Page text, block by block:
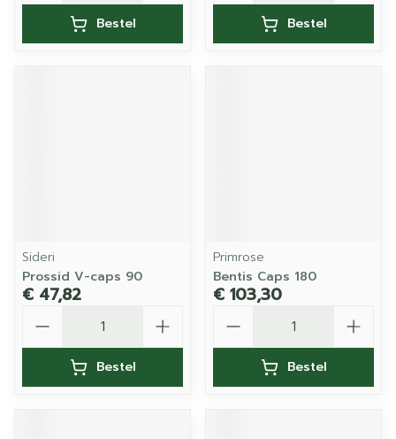
Bestel Bestel
Sideri
Prossid V-caps 90
€ 47,82
Bestel
Primrose
Bentis Caps 180
€ 103,30
Bestel